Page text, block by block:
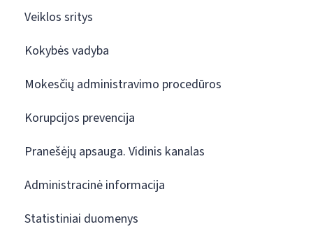
Veiklos sritys
Kokybės vadyba
Mokesčių administravimo procedūros
Korupcijos prevencija
Pranešėjų apsauga. Vidinis kanalas
Administracinė informacija
Statistiniai duomenys